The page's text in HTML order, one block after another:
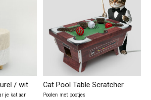
/ wit
je kat aan
Cat Pool Table Scratcher
Poolen met pootjes